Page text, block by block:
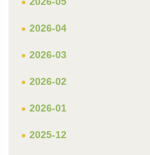
2026-04
2026-03
2026-02
2026-01
2025-12